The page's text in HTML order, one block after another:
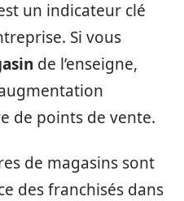
un indicateur clé
Si vous
de l’enseigne,
de points de vente.
de magasins sont
des franchisés dans